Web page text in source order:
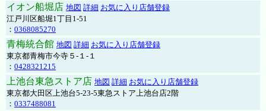
イオン船堀店 地図 詳細 お気に入り店舗登録
江戸川区船堀1丁目1-51
： 0368085270
青梅統合館 地図 詳細 お気に入り店舗登録
東京都青梅市今寺５-１-１
： 0428321215
上池台東急ストア店 地図 詳細 お気に入り店舗登録
東京都大田区上池台5-23-5東急ストア上池台店2階
： 0337488081